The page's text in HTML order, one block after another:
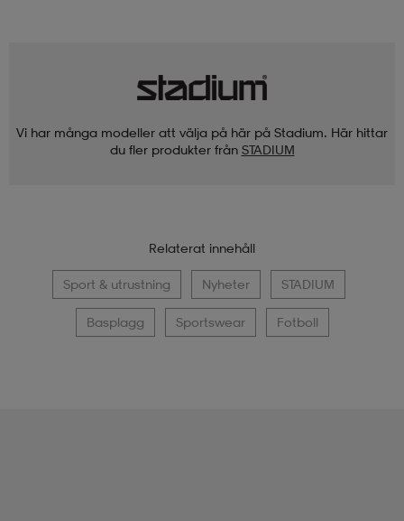
Vi har många modeller att välja på här på Stadium. Här hittar
du fler produkter från STADIUM
Relaterat innehåll
Sport & utrustning Nyheter STADIUM
Basplagg Sportswear Fotboll